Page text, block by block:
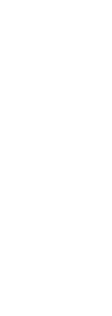
aos favoritos